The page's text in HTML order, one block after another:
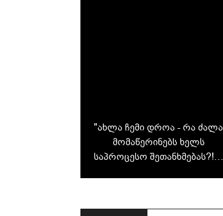
"ახლა ჩემი დროა - რა ძალა
მომაწერინებს ხელს
საპროცესო შეთანხმებას?!" -